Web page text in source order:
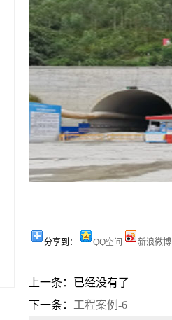
分享到： QQ空间 新浪微博
上一条：已经没有了
下一条： 工程案例-6